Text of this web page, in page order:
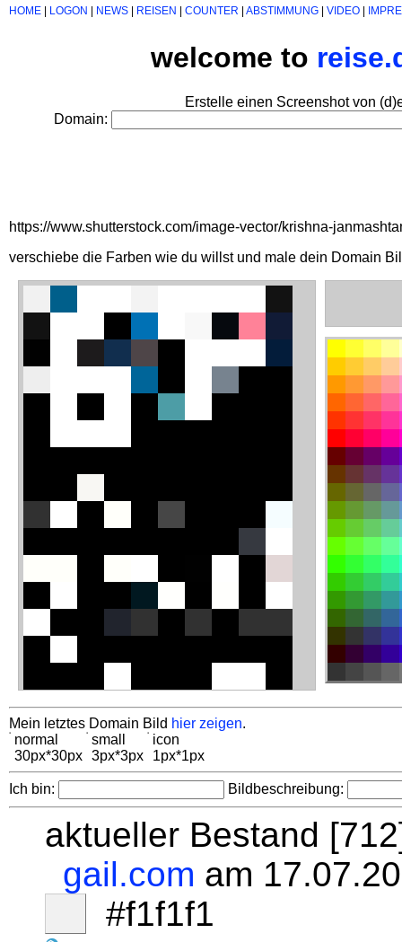
HOME LOGON NEWS REISEN COUNTER ABSTIMMUNG VIDEO
welcome to
Erstelle einen Screenshot von
Domain:
https://www.shutterstock.com/image-vector/krishna-
verschiebe die Farben wie du willst und male dein Domain
Mein letztes Domain Bild hier zeigen.
normal
30px*30px
small
3px*3px
icon
1px*1px
Ich bin: Bildbeschreibung:
aktueller Bestand
gail.com am
#f1f1f1